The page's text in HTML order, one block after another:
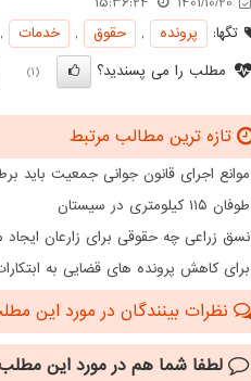
تگها:
پرونده , حقوق , خدمات ,
مطلب را می پسندید؟
(1)
تازه ترین مطالب مرتبط
موانع اجرای قانون جوانی جمعیت باید
طوفان ۱۱۵ کیلومتری در سیستان
نسق زراعی چه حقوقی برای زارعان ایجاد
برای کاهش پرونده های قضایی به
نظرات بینندگان در مورد این
لطفا شما هم در مورد این